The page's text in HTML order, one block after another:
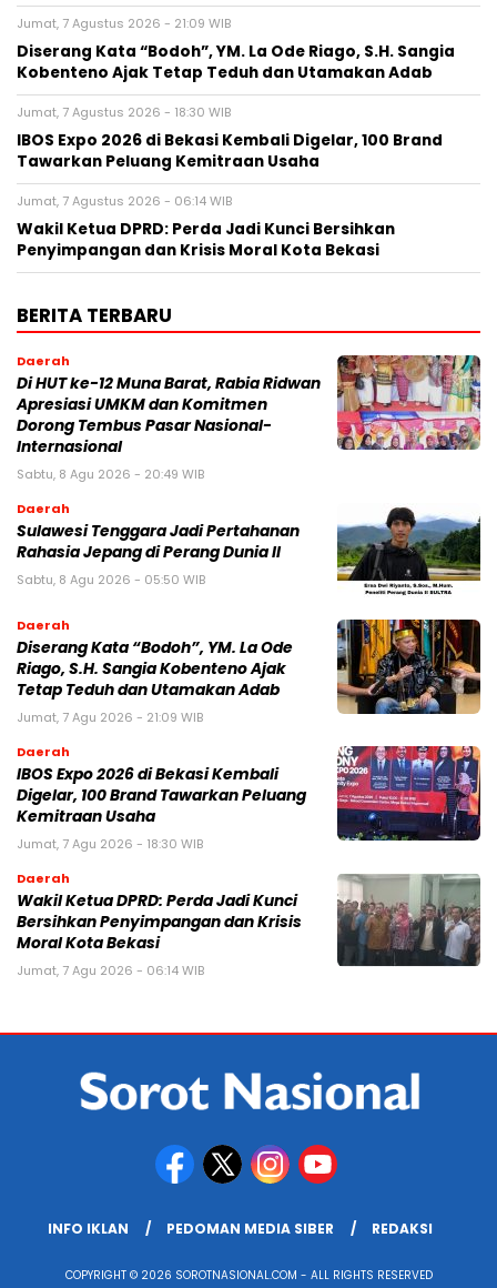
Jumat, 7 Agustus 2026 - 21:09 WIB
Diserang Kata “Bodoh”, YM. La Ode Riago, S.H. Sangia
Kobenteno Ajak Tetap Teduh dan Utamakan Adab
Jumat, 7 Agustus 2026 - 18:30 WIB
IBOS Expo 2026 di Bekasi Kembali Digelar, 100 Brand
Tawarkan Peluang Kemitraan Usaha
Jumat, 7 Agustus 2026 - 06:14 WIB
Wakil Ketua DPRD: Perda Jadi Kunci Bersihkan
Penyimpangan dan Krisis Moral Kota Bekasi
BERITA TERBARU
Daerah
Di HUT ke-12 Muna Barat, Rabia Ridwan
Apresiasi UMKM dan Komitmen
Dorong Tembus Pasar Nasional-
Internasional
Sabtu, 8 Agu 2026 - 20:49 WIB
Daerah
Sulawesi Tenggara Jadi Pertahanan
Rahasia Jepang di Perang Dunia II
Sabtu, 8 Agu 2026 - 05:50 WIB
Daerah
Diserang Kata “Bodoh”, YM. La Ode
Riago, S.H. Sangia Kobenteno Ajak
Tetap Teduh dan Utamakan Adab
Jumat, 7 Agu 2026 - 21:09 WIB
Daerah
IBOS Expo 2026 di Bekasi Kembali
Digelar, 100 Brand Tawarkan Peluang
Kemitraan Usaha
Jumat, 7 Agu 2026 - 18:30 WIB
Daerah
Wakil Ketua DPRD: Perda Jadi Kunci
Bersihkan Penyimpangan dan Krisis
Moral Kota Bekasi
Jumat, 7 Agu 2026 - 06:14 WIB
INFO IKLAN PEDOMAN MEDIA SIBER REDAKSI
COPYRIGHT © 2026 SOROTNASIONAL.COM - ALL RIGHTS RESERVED